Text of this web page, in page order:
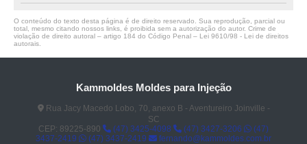
O conteúdo do texto desta página é de direito reservado. Sua reprodução, parcial ou
total, mesmo citando nossos links, é proibida sem a autorização do autor. Crime de
violação de direito autoral – artigo 184 do Código Penal – Lei 9610/98 - Lei de direitos
autorais
Kammoldes Moldes para Injeção
Rua Jacy Macedo Lobo, 70, anexo B - Aventureiro Joinville -
SC
CEP: 89225-890
(47) 3425-4098 (47) 3427-3206
(47)
3437-2419
(47) 3437-2419 fernando@kammoldes.com.br